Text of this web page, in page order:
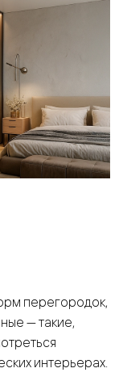
перегородок,
— такие,
интерьерах.